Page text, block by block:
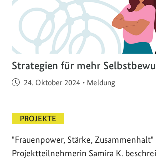
Strategien für mehr
Veröffentlicht am
24. Oktober 2024 • Meldung
PROJEKTE
"Frauenpower, Stärke,
Projektteilnehmerin Samira K.